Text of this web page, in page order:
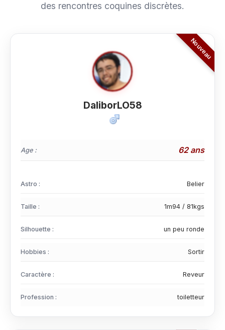
des rencontres coquines discrètes.
DaliborLO58
Age : 62 ans
Astro : Belier
Taille : 1m94 / 81kgs
Silhouette : un peu ronde
Hobbies : Sortir
Caractère : Reveur
Profession : toiletteur